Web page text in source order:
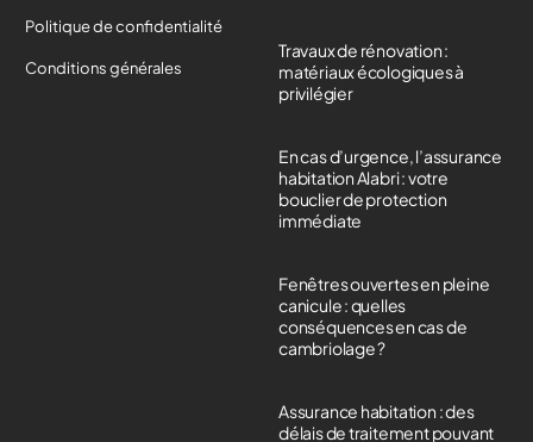
Politique de confidentialité
Conditions générales
Travaux de rénovation :
matériaux écologiques à
privilégier
En cas d’urgence, l’assurance
habitation Alabri : votre
bouclier de protection
immédiate
Fenêtres ouvertes en pleine
canicule : quelles
conséquences en cas de
cambriolage ?
Assurance habitation : des
délais de traitement pouvant